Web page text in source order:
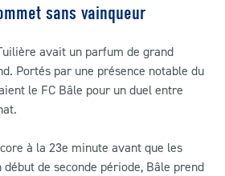
sans vainqueur
avait un parfum de grand
Portés par une présence notable du
le FC Bâle pour un duel entre
à la 23e minute avant que les
début de seconde période, Bâle prend